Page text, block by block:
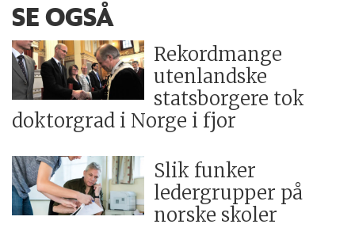
SE OGSÅ
Rekordmange
utenlandske
statsborgere tok
doktorgrad i Norge i fjor
Slik funker
ledergrupper på
norske skoler